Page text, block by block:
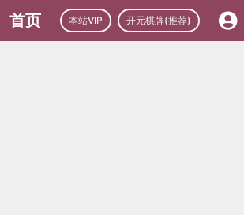
首页 本站VIP 开元棋牌(推荐)